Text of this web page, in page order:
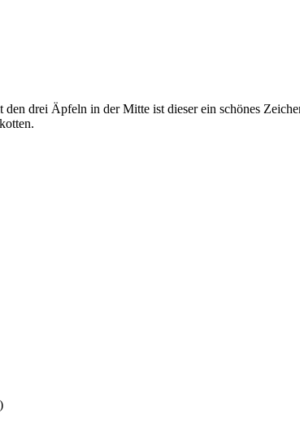
drei Äpfeln in der Mitte ist dieser ein schönes